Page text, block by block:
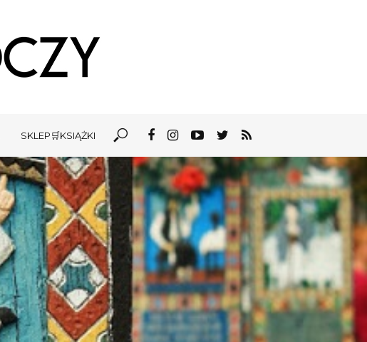
SKLEP🛒KSIĄŻKI